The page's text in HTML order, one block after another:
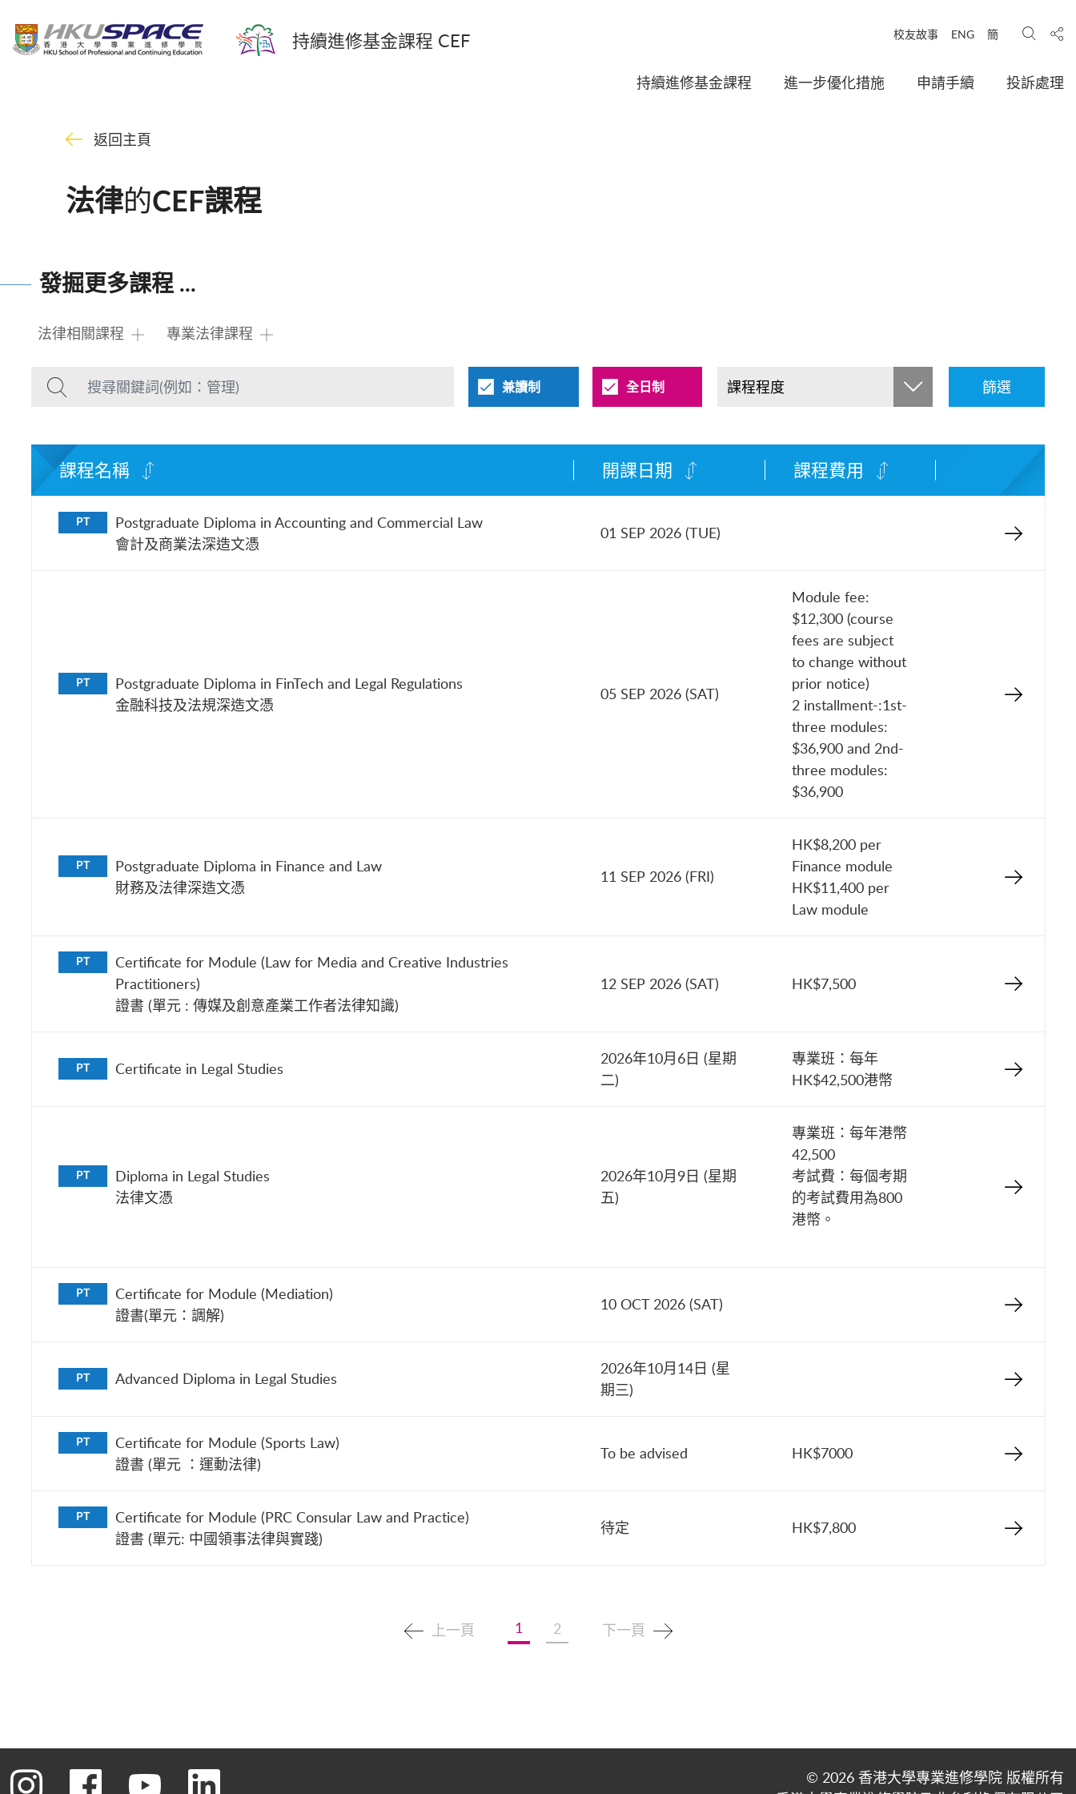
持續進修基金課程 CEF 校友故事 ENG 簡 搜尋 分
持續進修基金課程 進一步優化措施 申請手續 投訴處理
返回主頁
法律的CEF課程
發掘更多課程 ...
法律相關課程 專業法律課程
兼讀制 全日制 課程程度 篩選
課程名稱 開課日期 課程費用
PT
Postgraduate Diploma in Accounting and Commercial Law
會計及商業法深造文憑
01 SEP 2026 (TUE)
PT
Postgraduate Diploma in FinTech and Legal Regulations
金融科技及法規深造文憑
05 SEP 2026 (SAT)
Module fee:
$12,300 (course
fees are subject
to change without
prior notice)
2 installment-:1st-
three modules:
$36,900 and 2nd-
three modules:
$36,900
PT
Postgraduate Diploma in Finance and Law
財務及法律深造文憑
11 SEP 2026 (FRI)
HK$8,200 per
Finance module
HK$11,400 per
Law module
PT
Certificate for Module (Law for Media and Creative Industries
Practitioners)
證書 (單元 : 傳媒及創意產業工作者法律知識)
12 SEP 2026 (SAT) HK$7,500
PT Certificate in Legal Studies
2026年10月6日 (星期
二)
專業班：每年
HK$42,500港幣
PT
Diploma in Legal Studies
法律文憑
2026年10月9日 (星期
五)
專業班：每年港幣
42,500
考試費：每個考期
的考試費用為800
港幣。
PT
Certificate for Module (Mediation)
證書(單元：調解)
10 OCT 2026 (SAT)
PT Advanced Diploma in Legal Studies
2026年10月14日 (星
期三)
PT
Certificate for Module (Sports Law)
證書 (單元 ：運動法律)
To be advised HK$7000
PT
Certificate for Module (PRC Consular Law and Practice)
證書 (單元: 中國領事法律與實踐)
待定 HK$7,800
上一頁 1 2 下一頁
轉到instagram
轉到facebook
轉到youtube
轉到linkedin
© 2026 香港大學專業進修學院 版權所有